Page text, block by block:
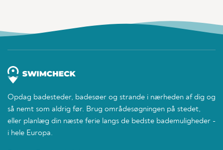
Opdag badesteder, badesøer og strande i nærheden af dig og
så nemt som aldrig før. Brug områdesøgningen på stedet,
eller planlæg din næste ferie langs de bedste bademuligheder -
i hele Europa.